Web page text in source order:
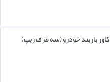
کاور باربند خودرو (سه طرف زیپ)